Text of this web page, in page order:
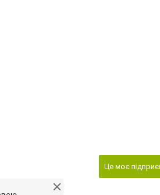
Це моє